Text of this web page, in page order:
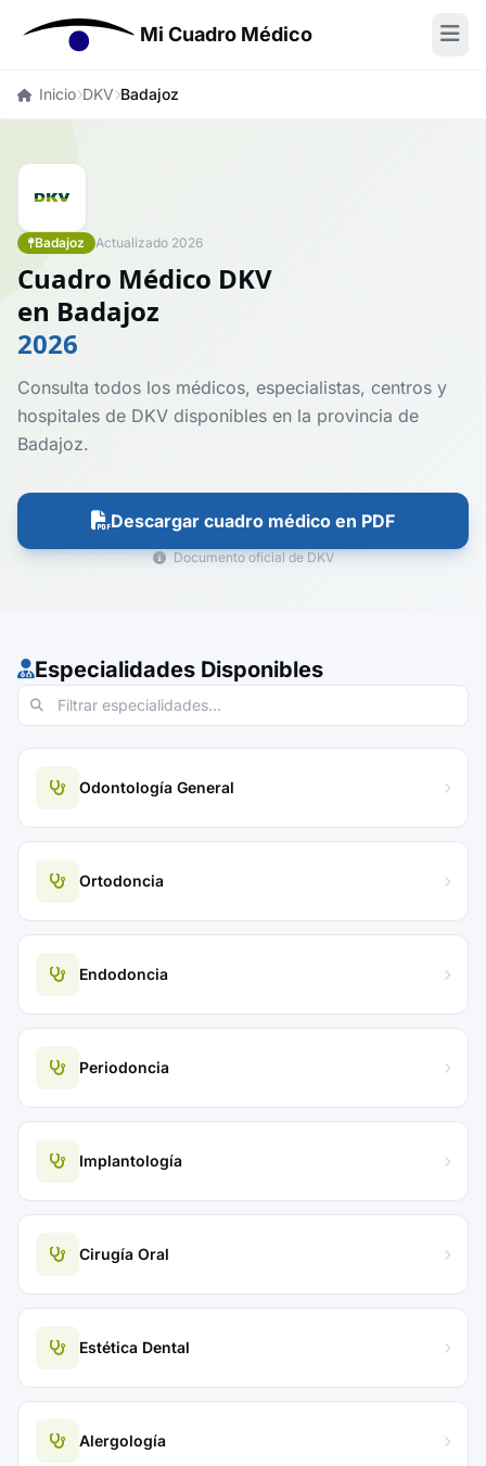
Mi Cuadro Médico
Inicio DKV Badajoz
Badajoz Actualizado 2026
Cuadro Médico DKV
en Badajoz
2026
Consulta todos los médicos, especialistas, centros y
hospitales de DKV disponibles en la provincia de
Badajoz.
Descargar cuadro médico en PDF
Documento oficial de DKV
Especialidades Disponibles
Odontología General
Ortodoncia
Endodoncia
Periodoncia
Implantología
Cirugía Oral
Estética Dental
Alergología